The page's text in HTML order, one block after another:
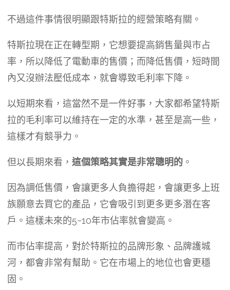
不過這件事情很明顯跟特斯拉的經營策略有關。
特斯拉現在正在轉型期，它想要提高銷售量與市占
率，所以降低了電動車的售價；而降低售價，短時間
內又沒辦法壓低成本，就會導致毛利率下降。
以短期來看，這當然不是一件好事，大家都希望特斯
拉的毛利率可以維持在一定的水準，甚至是高一些，
這樣才有競爭力。
但以長期來看， 這個策略其實是非常聰明的。
因為調低售價，會讓更多人負擔得起，會讓更多上班
族願意去買它的產品，它會吸引到更多更多潛在客
戶。這樣未來的5~10年市佔率就會變高。
而市佔率提高，對於特斯拉的品牌形象、品牌護城
河，都會非常有幫助。它在市場上的地位也會更穩
固。